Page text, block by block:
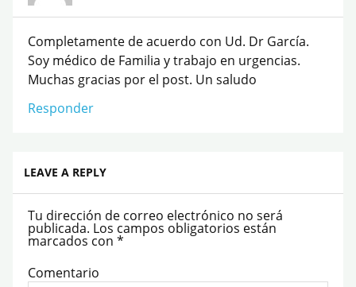
Completamente de acuerdo con Ud. Dr García.
Soy médico de Familia y trabajo en urgencias.
Muchas gracias por el post. Un saludo
Responder
LEAVE A REPLY
Tu dirección de correo electrónico no será
publicada. Los campos obligatorios están
marcados con*
Comentario